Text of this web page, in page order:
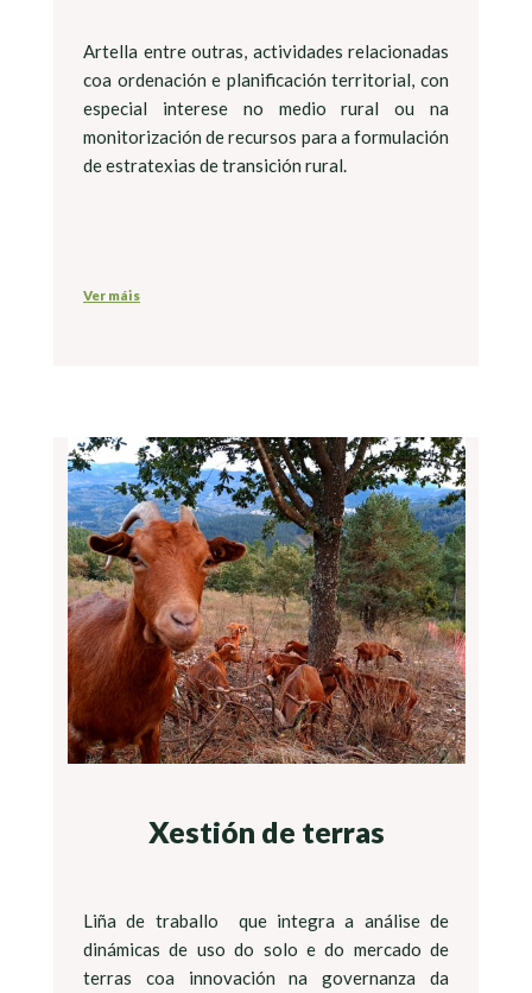
Artella entre outras, actividades relacionadas
coa ordenación e planificación territorial, con
especial interese no medio rural ou na
monitorización de recursos para a formulación
de estratexias de transición rural.
Ver máis
Xestión de terras
Liña de traballo que integra a análise de
dinámicas de uso do solo e do mercado de
terras coa innovación na governanza da